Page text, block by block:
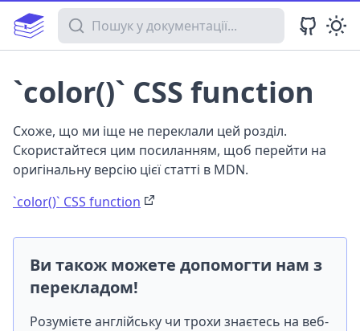
Пошук у документації
`color()` CSS function
Схоже, що ми іще не переклали цей розділ.
Скористайтеся цим посиланням, щоб перейти на
оригінальну версію цієї статті в MDN.
`color()` CSS function
Ви також можете допомогти нам з
перекладом!
Розумієте англійську чи трохи знаєтесь на веб-